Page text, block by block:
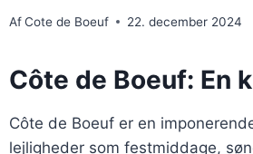
AfCote de Boeuf 22. december 2024
Côte de Boeuf: En
Côte de Boeuf er en
lejligheder som festmiddage,